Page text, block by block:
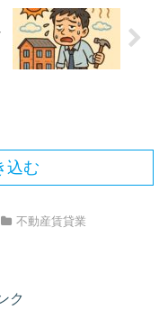
込む
不動産賃貸業
ク